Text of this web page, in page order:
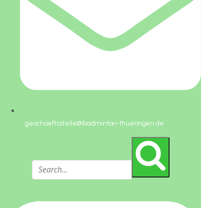
geschaeftsstelle@badminton-thueringen.de